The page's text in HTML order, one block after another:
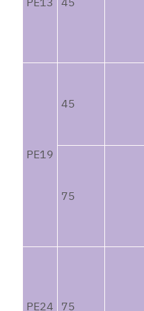
PE19
45
75
PE24 75